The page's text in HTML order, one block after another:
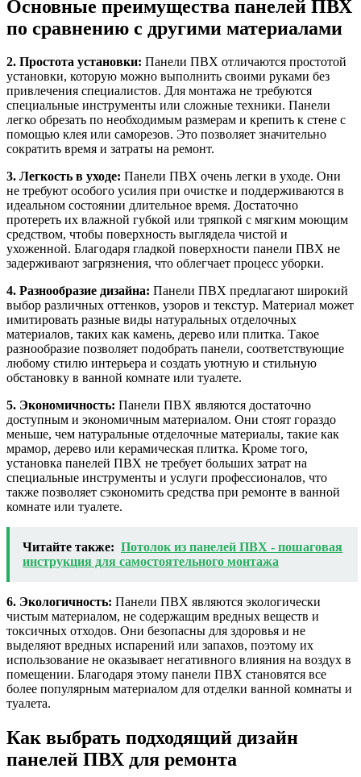
Основные преимущества панелей ПВХ
по сравнению с другими материалами
2. Простота установки: Панели ПВХ отличаются простотой
установки, которую можно выполнить своими руками без
привлечения специалистов. Для монтажа не требуются
специальные инструменты или сложные техники. Панели
легко обрезать по необходимым размерам и крепить к стене с
помощью клея или саморезов. Это позволяет значительно
сократить время и затраты на ремонт.
3. Легкость в уходе: Панели ПВХ очень легки в уходе. Они
не требуют особого усилия при очистке и поддерживаются в
идеальном состоянии длительное время. Достаточно
протереть их влажной губкой или тряпкой с мягким моющим
средством, чтобы поверхность выглядела чистой и
ухоженной. Благодаря гладкой поверхности панели ПВХ не
задерживают загрязнения, что облегчает процесс уборки.
4. Разнообразие дизайна: Панели ПВХ предлагают широкий
выбор различных оттенков, узоров и текстур. Материал может
имитировать разные виды натуральных отделочных
материалов, таких как камень, дерево или плитка. Такое
разнообразие позволяет подобрать панели, соответствующие
любому стилю интерьера и создать уютную и стильную
обстановку в ванной комнате или туалете.
5. Экономичность: Панели ПВХ являются достаточно
доступным и экономичным материалом. Они стоят гораздо
меньше, чем натуральные отделочные материалы, такие как
мрамор, дерево или керамическая плитка. Кроме того,
установка панелей ПВХ не требует больших затрат на
специальные инструменты и услуги профессионалов, что
также позволяет сэкономить средства при ремонте в ванной
комнате или туалете.
Читайте также: Потолок из панелей ПВХ - пошаговая
инструкция для самостоятельного монтажа
6. Экологичность: Панели ПВХ являются экологически
чистым материалом, не содержащим вредных веществ и
токсичных отходов. Они безопасны для здоровья и не
выделяют вредных испарений или запахов, поэтому их
использование не оказывает негативного влияния на воздух в
помещении. Благодаря этому панели ПВХ становятся все
более популярным материалом для отделки ванной комнаты и
туалета.
Как выбрать подходящий дизайн
панелей ПВХ для ремонта